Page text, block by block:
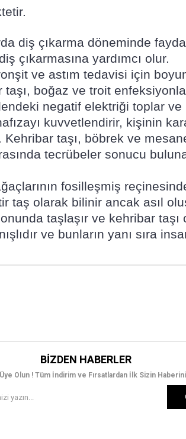
çıkarma döneminde
çıkarmasına yardımcı olur.
ve astım tedavisi için
boğaz ve troit
negatif elektriği toplar ve
kuvvetlendirir, kişinin
taşı, böbrek ve
tecrübeler sonucu
fosilleşmiş
taş olarak bilinir ancak asıl
taşlaşır ve kehribar
ve bunların yanı sıra
BIZDEN HABERLER
Olun ! Tüm İndirim ve Fırsatlardan İlk Sizin